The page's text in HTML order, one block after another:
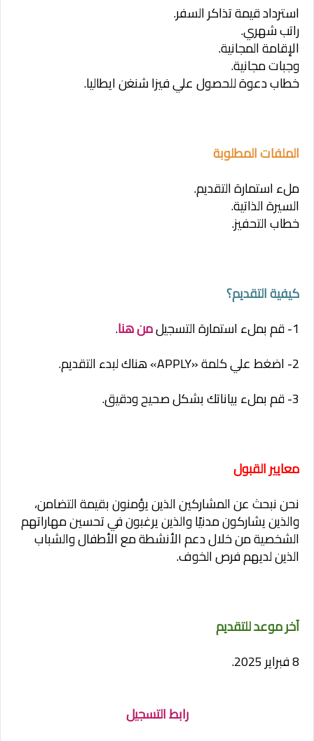
استرداد قيمة تذاكر السفر.
راتب شهري.
الإقامة المجانية.
وجبات مجانية.
خطاب دعوة للحصول علي فيزا شنغن ايطاليا.
الملفات المطلوبة
ملء استمارة التقديم.
السيرة الذاتية.
خطاب التحفيز.
كيفية التقديم؟
1- قم بملء استمارة التسجيل
من هنا.
2- اضغط علي كلمة «APPLY» هناك لبدء التقديم.
3- قم بملء بياناتك بشكل صحيح ودقيق.
معايير القبول
نحن نبحث عن المشاركين الذين يؤمنون بقيمة التضامن،
والذين يشاركون مدنيًا والذين يرغبون في تحسين مهاراتهم
الشخصية من خلال دعم الأنشطة مع الأطفال والشباب
الذين لديهم فرص الخوف.
آخر موعد للتقديم
8 فبراير 2025.
رابط التسجيل